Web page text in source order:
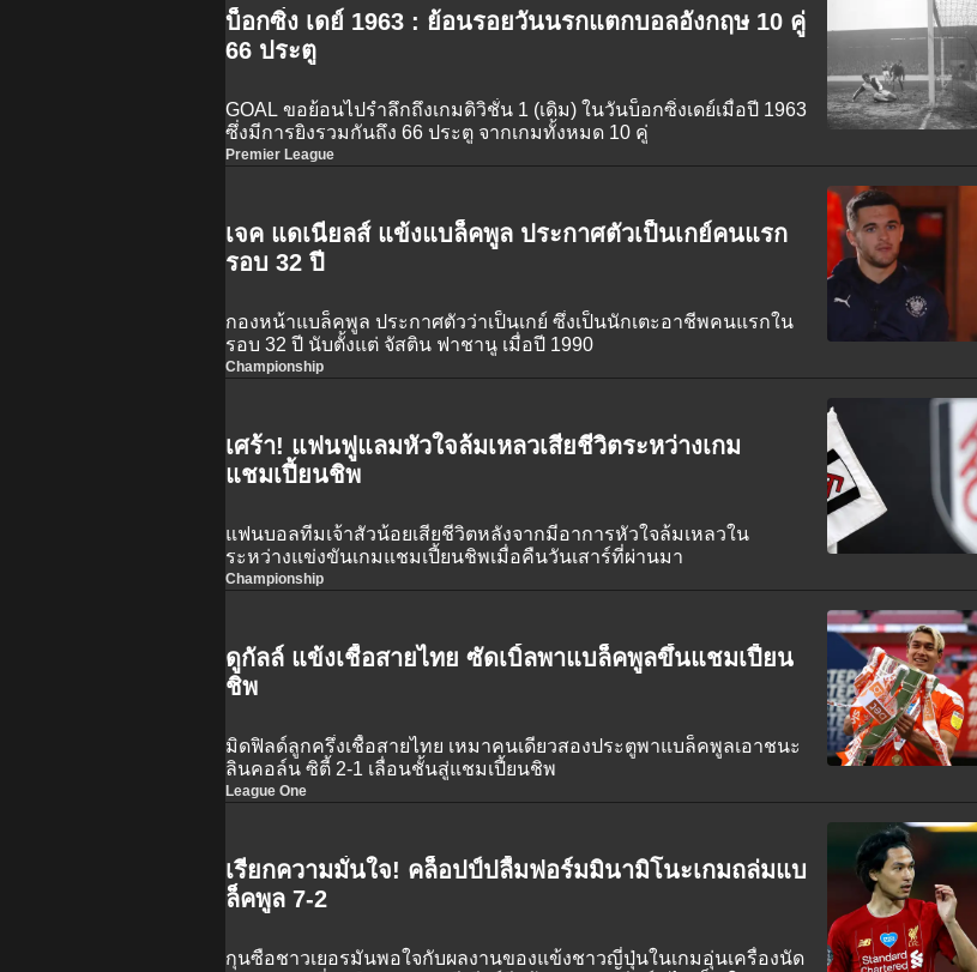
บ็อกซิ่ง เดย์ 1963 : ย้อนรอยวันนรกแตกบอลอังกฤษ 10 คู่
66 ประตู
GOAL ขอย้อนไปรำลึกถึงเกมดิวิชั่น 1 (เดิม) ในวันบ็อกซิ่งเดย์เมื่อปี 1963
ซึ่งมีการยิงรวมกันถึง 66 ประตู จากเกมทั้งหมด 10 คู่
Premier League
เจค แดเนียลส์ แข้งแบล็คพูล ประกาศตัวเป็นเกย์คนแรก
รอบ 32 ปี
กองหน้าแบล็คพูล ประกาศตัวว่าเป็นเกย์ ซึ่งเป็นนักเตะอาชีพคนแรกใน
รอบ 32 ปี นับตั้งแต่ จัสติน ฟาชานู เมื่อปี 1990
Championship
เศร้า! แฟนฟูแลมหัวใจล้มเหลวเสียชีวิตระหว่างเกม
แชมเปี้ยนชิพ
แฟนบอลทีมเจ้าสัวน้อยเสียชีวิตหลังจากมีอาการหัวใจล้มเหลวใน
ระหว่างแข่งขันเกมแชมเปี้ยนชิพเมื่อคืนวันเสาร์ที่ผ่านมา
Championship
ดูกัลล์ แข้งเชื้อสายไทย ซัดเบิ้ลพาแบล็คพูลขึ้นแชมเปี้ยน
ชิพ
มิดฟิลด์ลูกครึ่งเชื้อสายไทย เหมาคนเดียวสองประตูพาแบล็คพูลเอาชนะ
ลินคอล์น ซิตี้ 2-1 เลื่อนชั้นสู่แชมเปี้ยนชิพ
League One
เรียกความมั่นใจ! คล็อปป์ปลื้มฟอร์มมินามิโนะเกมถล่มแบ
ล็คพูล 7-2
กุนซือชาวเยอรมันพอใจกับผลงานของแข้งชาวญี่ปุ่นในเกมอุ่นเครื่องนัด